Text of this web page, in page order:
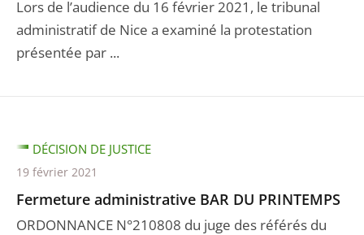
Lors de l’audience du 16 février 2021, le tribunal
administratif de Nice a examiné la protestation
présentée par ...
Fermeture administrative BAR DU PRINTEMPS
ORDONNANCE N°210808 du juge des référés du
DÉCISION DE JUSTICE
19 février 2021